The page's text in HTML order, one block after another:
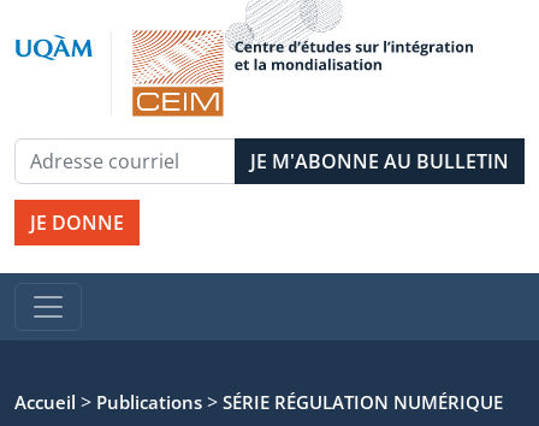
JE DONNE
Accueil > Publications > SÉRIE RÉGULATION NUMÉRIQUE